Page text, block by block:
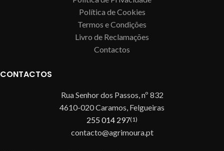
Política de Cookies
Termos e Condições
Livro de Reclamações
Contactos
CONTACTOS
Rua Senhor dos Passos, nº 832
4610-020 Caramos, Felgueiras
255 014 297(1)
contacto@agrimoura.pt